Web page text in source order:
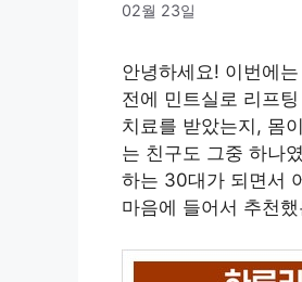
02월 23일
안녕하세요! 이번에
전에 민트실로 리프
치료를 받았는지, 몸
는 친구도 그중 하나
하는 30대가 되면서
마음에 들어서 추천